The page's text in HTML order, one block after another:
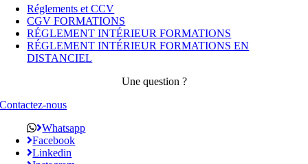
Réglements et CCV
CGV FORMATIONS
RÉGLEMENT INTÉRIEUR FORMATIONS
RÉGLEMENT INTÉRIEUR FORMATIONS EN
DISTANCIEL
Une question ?
Contactez-nous
Whatsapp
Facebook
Linkedin